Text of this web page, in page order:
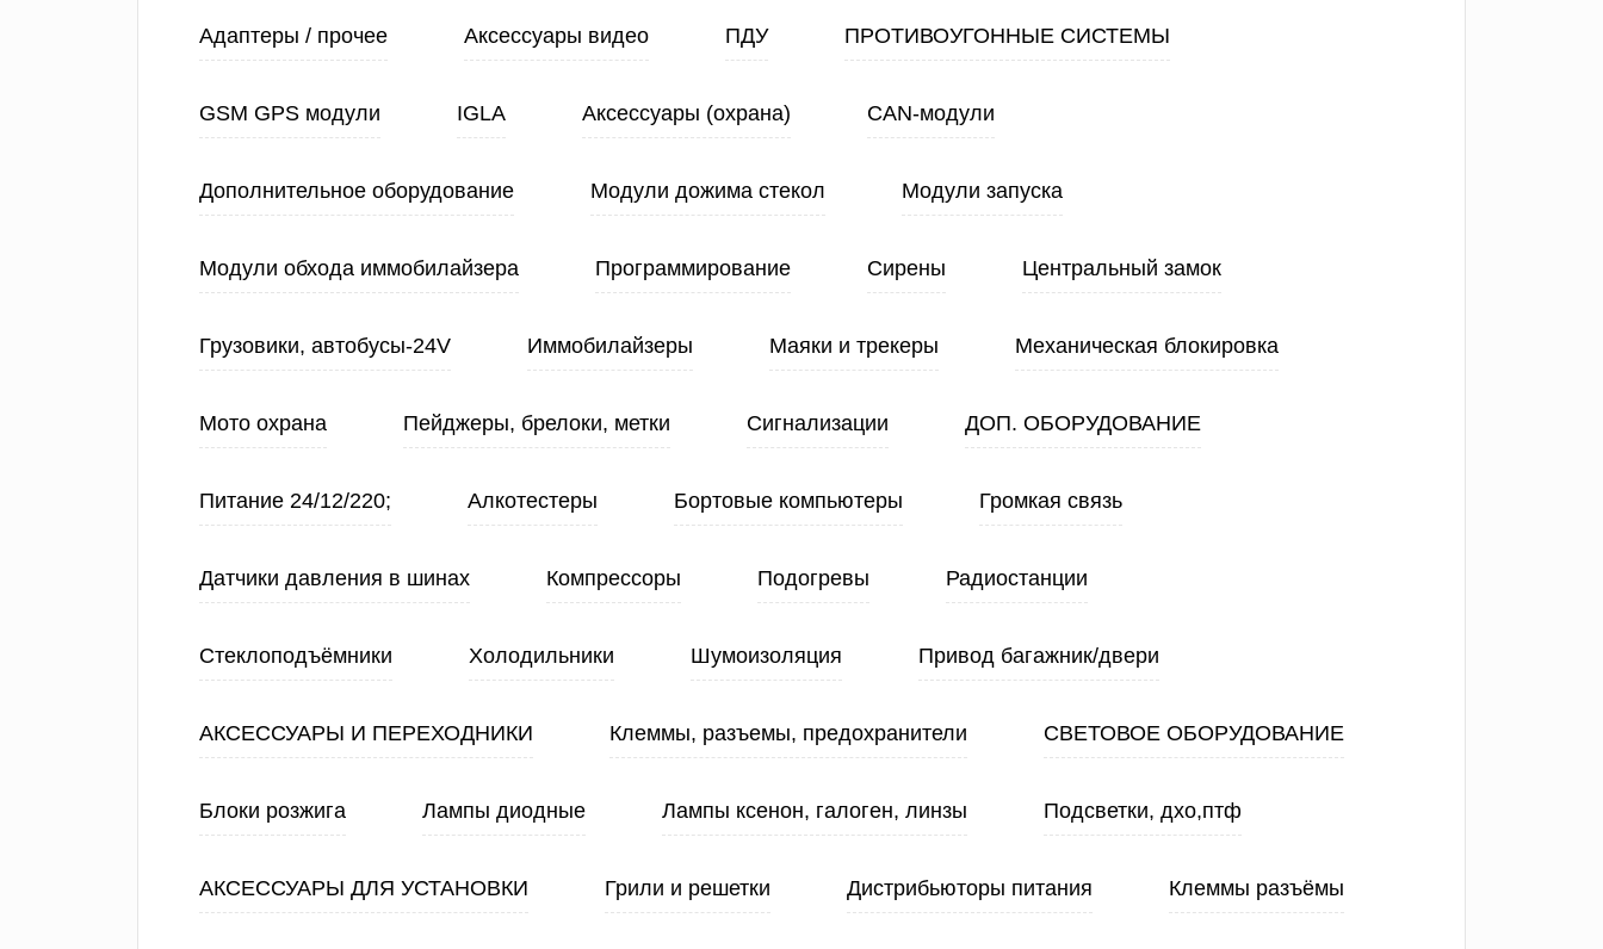
Адаптеры / прочее Аксессуары видео ПДУ ПРОТИВОУГОННЫЕ СИСТЕМЫ
GSM GPS модули IGLA Аксессуары (охрана) CAN-модули
Дополнительное оборудование Модули дожима стекол Модули запуска
Модули обхода иммобилайзера Программирование Сирены Центральный замок
Грузовики, автобусы-24V Иммобилайзеры Маяки и трекеры Механическая блокировка
Мото охрана Пейджеры, брелоки, метки Сигнализации ДОП. ОБОРУДОВАНИЕ
Питание 24/12/220; Алкотестеры Бортовые компьютеры Громкая связь
Датчики давления в шинах Компрессоры Подогревы Радиостанции
Стеклоподъёмники Холодильники Шумоизоляция Привод багажник/двери
АКСЕССУАРЫ И ПЕРЕХОДНИКИ Клеммы, разъемы, предохранители СВЕТОВОЕ ОБОРУДОВАНИЕ
Блоки розжига Лампы диодные Лампы ксенон, галоген, линзы Подсветки, дхо,птф
АКСЕССУАРЫ ДЛЯ УСТАНОВКИ Грили и решетки Дистрибьюторы питания Клеммы разъёмы